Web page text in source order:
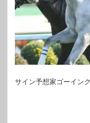
サイン予想家ゴーイング